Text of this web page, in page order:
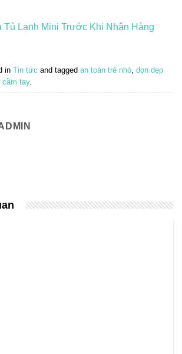
Tủ Lạnh Mini Trước Khi Nhận Hàng
in Tin tức and tagged an toàn trẻ nhỏ dọn dẹp
cầm tay.